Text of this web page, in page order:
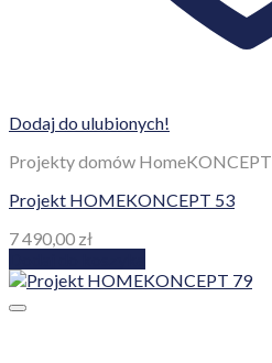
Dodaj do ulubionych!
Projekty domów HomeKONCEPT
Projekt HOMEKONCEPT 53
7 490,00 zł